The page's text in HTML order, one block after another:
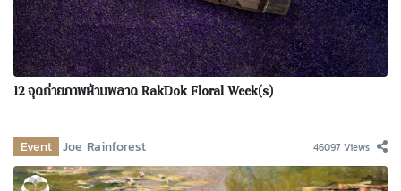
12 จุดถ่ายภาพห้ามพลาด RakDok Floral Week(s)
Event Joe Rainforest 46097 Views